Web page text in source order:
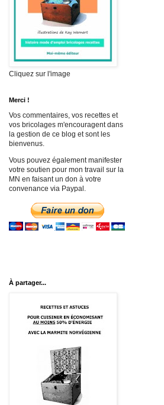
Cliquez sur l'image
Merci !
Vos commentaires, vos recettes et
vos bricolages m'encouragent dans
la gestion de ce blog et sont les
bienvenus.
Vous pouvez également manifester
votre soutien pour mon travail sur la
MN en faisant un don à votre
convenance via Paypal.
À partager...